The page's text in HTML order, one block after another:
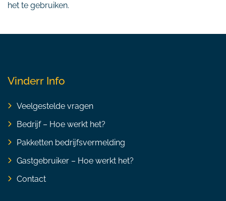
het te gebruiken.
Vinderr Info
Veelgestelde vragen
Bedrijf – Hoe werkt het?
Pakketten bedrijfsvermelding
Gastgebruiker – Hoe werkt het?
Contact